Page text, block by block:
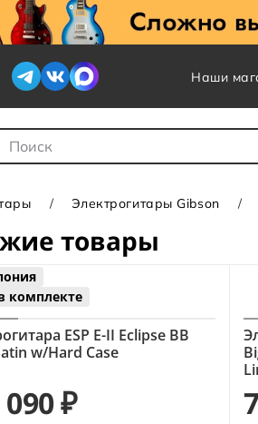
Наши
Поле для Поиска
Электрогитары Gibson
товары
ESP E-II Eclipse BB
w/Hard Case
комплекте
₽